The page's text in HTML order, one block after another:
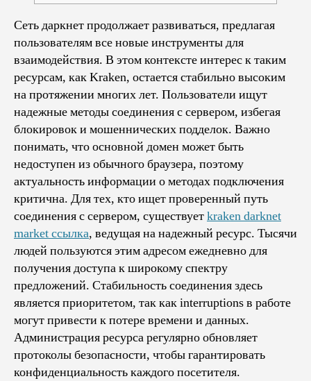
Сеть даркнет продолжает развиваться, предлагая
пользователям все новые инструменты для
взаимодействия. В этом контексте интерес к таким
ресурсам, как Kraken, остается стабильно высоким
на протяжении многих лет. Пользователи ищут
надежные методы соединения с сервером, избегая
блокировок и мошеннических подделок. Важно
понимать, что основной домен может быть
недоступен из обычного браузера, поэтому
актуальность информации о методах подключения
критична. Для тех, кто ищет проверенный путь
соединения с сервером, существуетkraken darknet
market ссылка, ведущая на надежный ресурс. Тысячи
людей пользуются этим адресом ежедневно для
получения доступа к широкому спектру
предложений. Стабильность соединения здесь
является приоритетом, так как interruptions в работе
могут привести к потере времени и данных.
Администрация ресурса регулярно обновляет
протоколы безопасности, чтобы гарантировать
конфиденциальность каждого посетителя.